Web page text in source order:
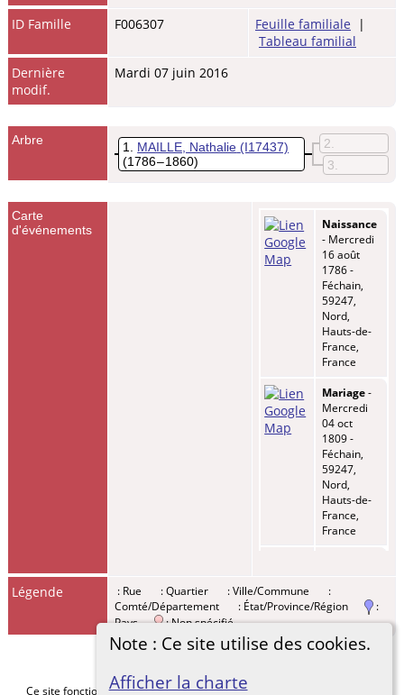
Note : Ce site utilise des cookies.
Afficher la charte
ID Famille
F006307 Feuille familiale |
Tableau familial
Dernière
modif.
Mardi 07 juin 2016
Arbre 1 MAILLE, Nathalie (I17437)
(1786 – 1860)
2
3
Carte
d'événements
Naissance
- Mercredi
16 août
1786 -
Féchain,
59247,
Nord,
Hauts-de-
France,
France
Mariage-
Mercredi
04 oct
1809 -
Féchain,
59247,
Nord,
Hauts-de-
France,
France
Pierre
François-
Dimanche
20 fév
1820 -
Légende : Rue : Quartier : Ville/Commune
:
Comté/Département
: État/Province/Région
:
Pays : Non spécifié
Ce site fonctionne grace au logicielThe Next Generation of Genealogy